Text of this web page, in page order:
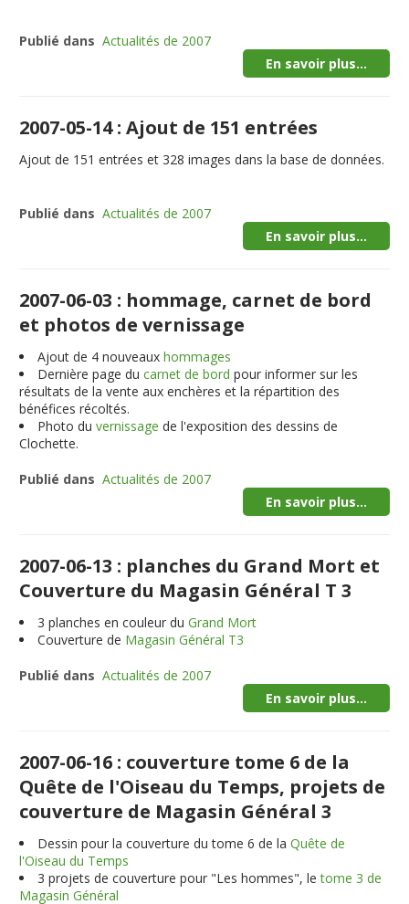
Publié dans Actualités de 2007
En savoir plus...
2007-05-14 : Ajout de 151 entrées
Ajout de 151 entrées et 328 images dans la base de données.
Publié dans Actualités de 2007
En savoir plus...
2007-06-03 : hommage, carnet de bord
et photos de vernissage
Ajout de 4 nouveauxhommages
Dernière page du carnet de bord pour informer sur les
résultats de la vente aux enchères et la répartition des
bénéfices récoltés.
Photo duvernissage de l'exposition des dessins de
Clochette.
Publié dans Actualités de 2007
En savoir plus...
2007-06-13 : planches du Grand Mort et
Couverture du Magasin Général T 3
3 planches en couleur duGrand Mort
Couverture de Magasin Général T3
Publié dans Actualités de 2007
En savoir plus...
2007-06-16 : couverture tome 6 de la
Quête de l'Oiseau du Temps, projets de
couverture de Magasin Général 3
Dessin pour la couverture du tome 6 de la Quête de
l'Oiseau du Temps
3 projets de couverture pour "Les hommes", le tome 3 de
Magasin Général